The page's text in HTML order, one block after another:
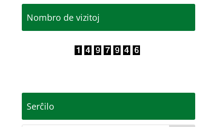
Nombro de vizitoj
Serĉilo